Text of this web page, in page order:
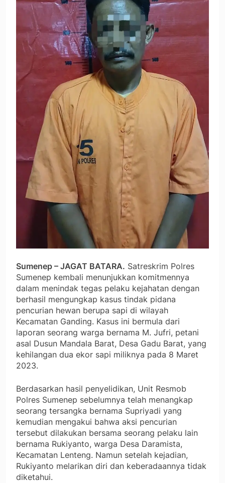
Sumenep – JAGAT BATARA. Satreskrim Polres
Sumenep kembali menunjukkan komitmennya
dalam menindak tegas pelaku kejahatan dengan
berhasil mengungkap kasus tindak pidana
pencurian hewan berupa sapi di wilayah
Kecamatan Ganding. Kasus ini bermula dari
laporan seorang warga bernama M. Jufri, petani
asal Dusun Mandala Barat, Desa Gadu Barat, yang
kehilangan dua ekor sapi miliknya pada 8 Maret
2023.
Berdasarkan hasil penyelidikan, Unit Resmob
Polres Sumenep sebelumnya telah menangkap
seorang tersangka bernama Supriyadi yang
kemudian mengakui bahwa aksi pencurian
tersebut dilakukan bersama seorang pelaku lain
bernama Rukiyanto, warga Desa Daramista,
Kecamatan Lenteng. Namun setelah kejadian,
Rukiyanto melarikan diri dan keberadaannya tidak
diketahui.